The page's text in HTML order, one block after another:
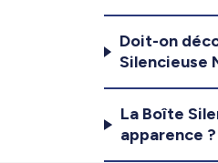
Doit-on
Silencieuse
La Boîte
apparence ?